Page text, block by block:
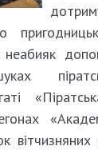
неабияк
вітчизняних